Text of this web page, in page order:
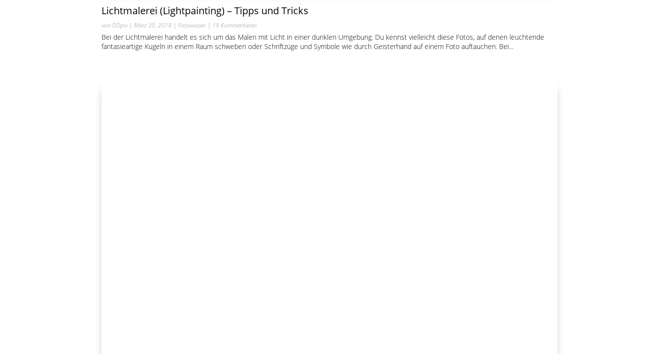
Lichtmalerei (Lightpainting) – Tipps und Tricks
von DDpix | März 30, 2018 | Fotowissen | 19 Kommentieren
Bei der Lichtmalerei handelt es sich um das Malen mit Licht in einer dunklen Umgebung. Du kennst vielleicht diese Fotos, auf denen leuchtende
fantasieartige Kugeln in einem Raum schweben oder Schriftzüge und Symbole wie durch Geisterhand auf einem Foto auftauchen. Bei...